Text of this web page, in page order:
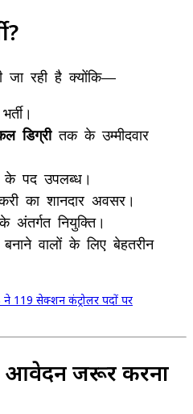
जा रही है क्योंकि—
डिग्रीतक के उम्मीदवार
पद उपलब्ध।
का शानदार अवसर।
अंतर्गत नियुक्ति।
वालों के लिए बेहतरीन
119 सेक्शन कंट्रोलर पदों पर
आवेदन जरूर करना